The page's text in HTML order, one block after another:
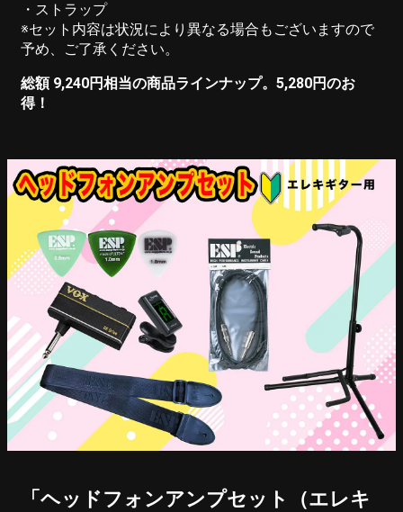
・ストラップ
※セット内容は状況により異なる場合もございますので
予め、ご了承ください。
総額 9,240円相当の商品ラインナップ。5,280円のお
得！
「ヘッドフォンアンプセット（エレキ